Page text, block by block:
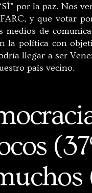
por la paz. Nos
y que votar
de
la política con
llegar a ser
país vecino.